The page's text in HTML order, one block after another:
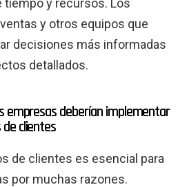
y otros equipos que
decisiones más informadas
detallados.
empresas deberían implementar
clientes
de clientes es esencial para
por muchas razones.